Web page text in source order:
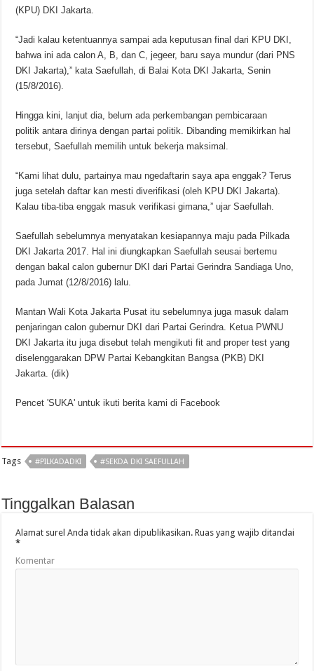
(KPU) DKI Jakarta.
“Jadi kalau ketentuannya sampai ada keputusan final dari KPU DKI,
bahwa ini ada calon A, B, dan C, jegeer, baru saya mundur (dari PNS
DKI Jakarta),” kata Saefullah, di Balai Kota DKI Jakarta, Senin
(15/8/2016).
Hingga kini, lanjut dia, belum ada perkembangan pembicaraan
politik antara dirinya dengan partai politik. Dibanding memikirkan hal
tersebut, Saefullah memilih untuk bekerja maksimal.
“Kami lihat dulu, partainya mau ngedaftarin saya apa enggak? Terus
juga setelah daftar kan mesti diverifikasi (oleh KPU DKI Jakarta).
Kalau tiba-tiba enggak masuk verifikasi gimana,” ujar Saefullah.
Saefullah sebelumnya menyatakan kesiapannya maju pada Pilkada
DKI Jakarta 2017. Hal ini diungkapkan Saefullah seusai bertemu
dengan bakal calon gubernur DKI dari Partai Gerindra Sandiaga Uno,
pada Jumat (12/8/2016) lalu.
Mantan Wali Kota Jakarta Pusat itu sebelumnya juga masuk dalam
penjaringan calon gubernur DKI dari Partai Gerindra. Ketua PWNU
DKI Jakarta itu juga disebut telah mengikuti fit and proper test yang
diselenggarakan DPW Partai Kebangkitan Bangsa (PKB) DKI
Jakarta. (dik)
Pencet 'SUKA' untuk ikuti berita kami di Facebook
Tags #PILKADADKI #SEKDA DKI SAEFULLAH
Tinggalkan Balasan
Alamat surel Anda tidak akan dipublikasikan. Ruas yang wajib ditandai
*
Komentar